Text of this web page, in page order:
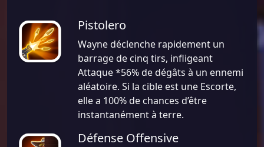
Pistolero
Wayne déclenche rapidement un
barrage de cinq tirs, infligeant
Attaque *56% de dégâts à un ennemi
aléatoire. Si la cible est une Escorte,
elle a 100% de chances d’être
instantanément à terre.
Défense Offensive